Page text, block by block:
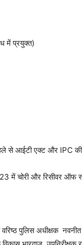
में प्रयुक्त)
से आईटी एक्ट और IPC
में चोरी और रिसीवर ऑफ
पुलिस अधीक्षक